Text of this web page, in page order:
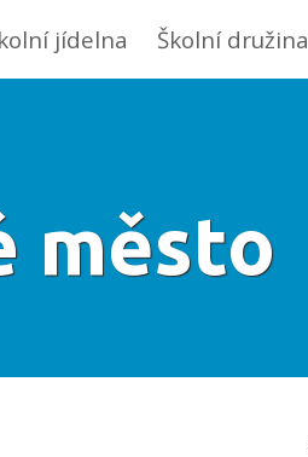
jídelna Školní družina
město